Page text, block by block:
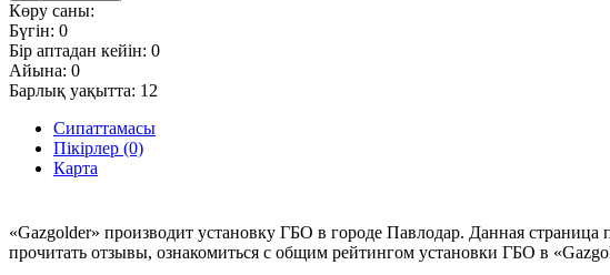
Көру саны:
Бүгін: 0
Бір аптадан кейін: 0
Айына: 0
Барлық уақытта: 12
Сипаттамасы
Пікірлер (0)
Карта
«Gazgolder» производит установку ГБО в городе Павлодар. Данная
прочитать отзывы, ознакомиться с общим рейтингом установки ГБО в